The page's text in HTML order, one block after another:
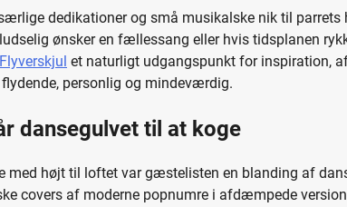
dedikationer og små musikalske nik til parrets
ønsker en fællessang eller hvis tidsplanen
et naturligt udgangspunkt for inspiration,
personlig og mindeværdig.
dansegulvet til at koge
med højt til loftet var gæstelisten en blanding af
covers af moderne popnumre i afdæmpede